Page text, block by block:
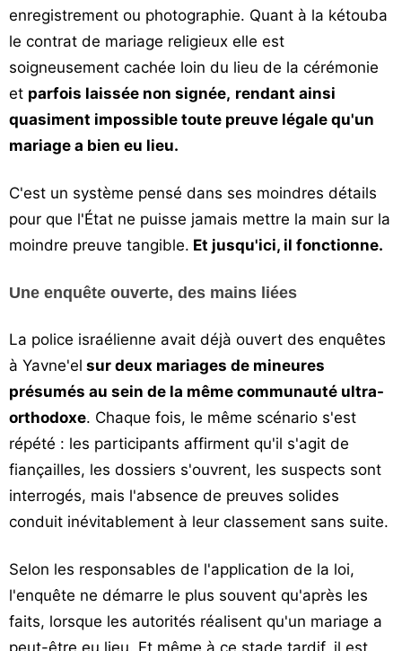
enregistrement ou photographie. Quant à la kétouba
le contrat de mariage religieux elle est
soigneusement cachée loin du lieu de la cérémonie
et parfois laissée non signée, rendant ainsi
quasiment impossible toute preuve légale qu'un
mariage a bien eu lieu.
C'est un système pensé dans ses moindres détails
pour que l'État ne puisse jamais mettre la main sur la
moindre preuve tangible. Et jusqu'ici, il fonctionne.
Une enquête ouverte, des mains liées
La police israélienne avait déjà ouvert des enquêtes
à Yavne'el sur deux mariages de mineures
présumés au sein de la même communauté ultra-
orthodoxe. Chaque fois, le même scénario s'est
répété : les participants affirment qu'il s'agit de
fiançailles, les dossiers s'ouvrent, les suspects sont
interrogés, mais l'absence de preuves solides
conduit inévitablement à leur classement sans suite.
Selon les responsables de l'application de la loi,
l'enquête ne démarre le plus souvent qu'après les
faits, lorsque les autorités réalisent qu'un mariage a
peut-être eu lieu. Et même à ce stade tardif, il est